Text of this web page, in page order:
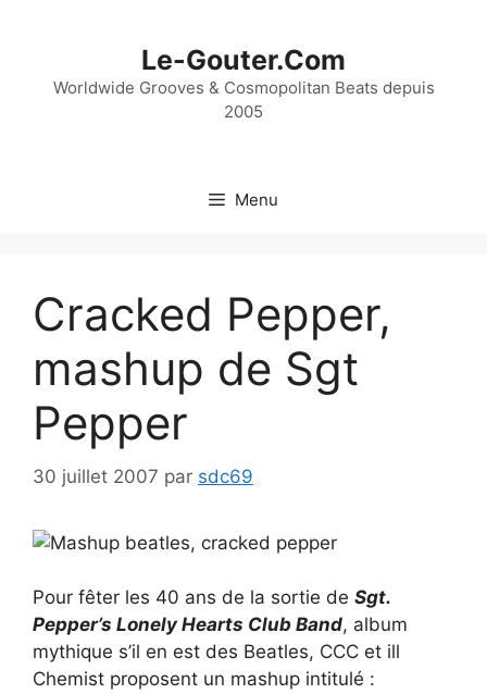
Le-Gouter.Com
Worldwide Grooves & Cosmopolitan Beats depuis
2005
Menu
Cracked Pepper,
mashup de Sgt
Pepper
30 juillet 2007 par sdc69
Pour fêter les 40 ans de la sortie de Sgt.
Pepper’s Lonely Hearts Club Band, album
mythique s’il en est des Beatles, CCC et ill
Chemist proposent un mashup intitulé :